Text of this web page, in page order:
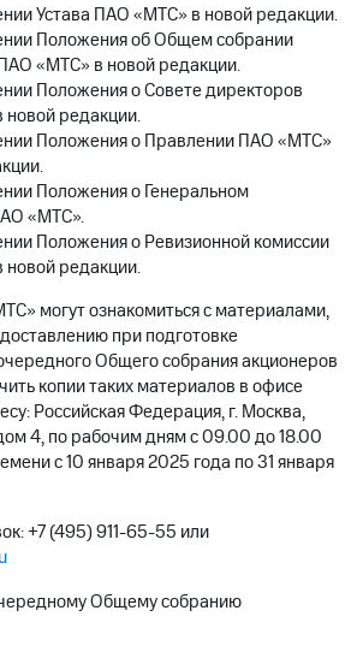
Устава ПАО «МТС» в новой редакции.
Положения об Общем собрании
«МТС» в новой редакции.
Положения о Совете директоров
редакции.
Положения о Правлении ПАО «МТС»
Положения о Генеральном
«МТС».
Положения о Ревизионной комиссии
редакции.
могут ознакомиться с материалами,
при подготовке
Общего собрания акционеров
копии таких материалов в офисе
Российская Федерация, г. Москва,
4, по рабочим дням с 09.00 до 18.00
с 10 января 2025 года по 31 января
+7 (495) 911-65-55 или
Общему собранию